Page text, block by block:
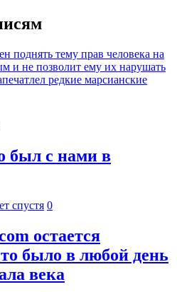
поднять тему прав человека на
и не позволит ему их нарушать
редкие марсианские
был с нами в
спустя 0
остается
было в любой день
века